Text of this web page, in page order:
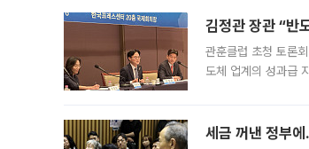
김정관 장관 “반
관훈클럽 초청 토론
도체 업계의 성과급
세금 꺼낸 정부